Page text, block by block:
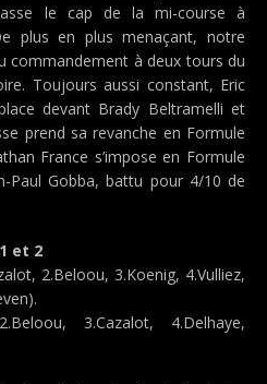
le cap de la mi-course à
plus en plus menaçant, notre
commandement à deux tours du
Toujours aussi constant, Eric
devant Brady Beltramelli et
prend sa revanche en Formule
France s’impose en Formule
Paul Gobba, battu pour 4/10 de
et 2
2.Beloou, 3.Koenig, 4.Vulliez,
3.Cazalot, 4.Delhaye,